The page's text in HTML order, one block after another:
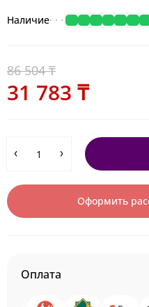
Наличие
86 504 ₸
31 783 ₸
Оформить
Оплата